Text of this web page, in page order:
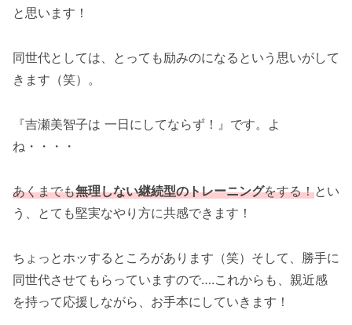
と思います！
同世代としては、とっても励みのになるという思いがして
きます（笑）。
『吉瀬美智子は 一日にしてならず！』です。よ
ね・・・・
あくまでも無理しない継続型のトレーニングをする！とい
う、とても堅実なやり方に共感できます！
ちょっとホッするところがあります（笑）そして、勝手に
同世代させてもらっていますので….これからも、親近感
を持って応援しながら、お手本にしていきます！